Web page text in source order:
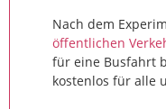
Nach dem
öffentlichen
für eine Busfahrt
kostenlos für alle